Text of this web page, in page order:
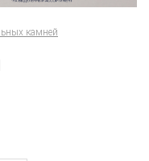
камней